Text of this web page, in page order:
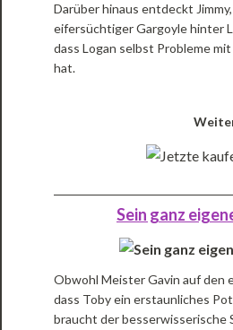
Darüber hinaus entdeckt
eifersüchtiger Gargoyle hinter
dass Logan selbst Probleme
hat.
Sein ganz
Obwohl Meister Gavin auf den
dass Toby ein erstaunliches
braucht der besserwisserische